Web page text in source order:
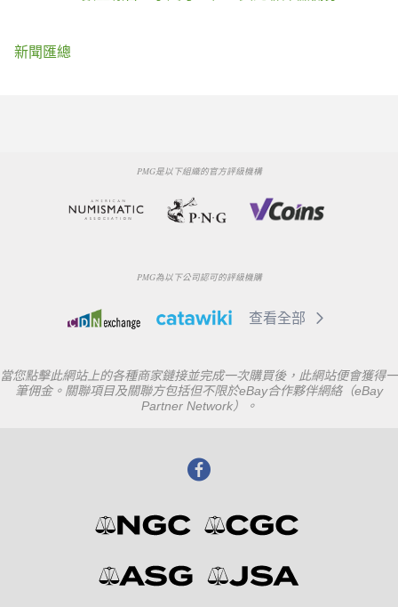
新聞匯總
PMG是以下組織的官方評級機構
PMG為以下公司認可的評級機購
查看全部
當您點擊此網站上的各種商家鏈接並完成一次購買後，此網站便會獲得一
筆佣金。關聯項目及關聯方包括但不限於eBay合作夥伴網絡（eBay
Partner Network）。